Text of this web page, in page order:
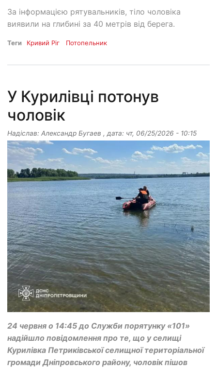
За інформацією рятувальників, тіло чоловіка
виявили на глибині за 40 метрів від берега.
Теги Кривий Ріг Потопельник
У Курилівці потонув
чоловік
Надіслав: Александр Бугаев , дата: чт, 06/25/2026 - 10:15
24 червня о 14:45 до Служби порятунку «101»
надійшло повідомлення про те, що у селищі
Курилівка Петриківської селищної територіальної
громади Дніпровського району, чоловік пішов